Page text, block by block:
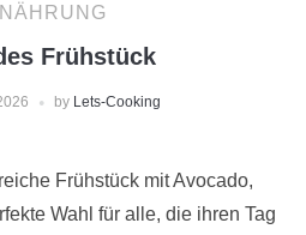
Frühstück
by Lets-Cooking
Frühstück mit Avocado,
Wahl für alle, die ihren Tag